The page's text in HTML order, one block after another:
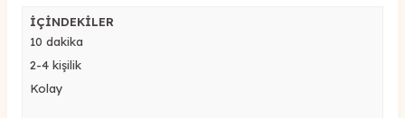
İÇİNDEKİLER
10 dakika
2-4 kişilik
Kolay